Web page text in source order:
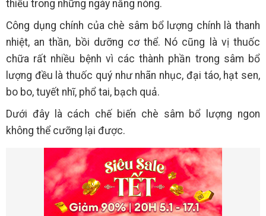
thiếu trong những ngày nắng nóng.
Công dụng chính của chè sâm bổ lượng chính là thanh
nhiệt, an thần, bồi dưỡng cơ thể. Nó cũng là vị thuốc
chữa rất nhiều bệnh vì các thành phần trong sâm bổ
lượng đều là thuốc quý như nhãn nhục, đại táo, hạt sen,
bo bo, tuyết nhĩ, phổ tai, bạch quả.
Dưới đây là cách chế biến chè sâm bổ lượng ngon
không thể cưỡng lại được.